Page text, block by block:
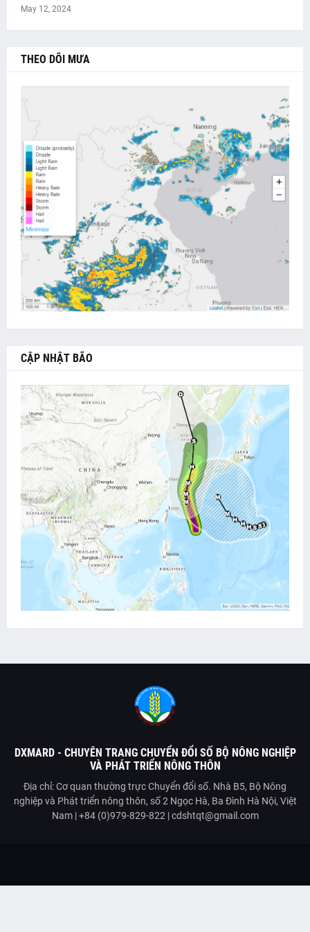
May 12, 2024
THEO DÕI MƯA
CẬP NHẬT BÃO
DXMARD - CHUYÊN TRANG CHUYỂN ĐỔI SỐ BỘ NÔNG NGHIỆP
VÀ PHÁT TRIỂN NÔNG THÔN
Địa chỉ: Cơ quan thường trực Chuyển đổi số. Nhà B5, Bộ Nông
nghiệp và Phát triển nông thôn, số 2 Ngọc Hà, Ba Đình Hà Nội, Việt
Nam | +84 (0)979-829-822 | cdshtqt@gmail.com